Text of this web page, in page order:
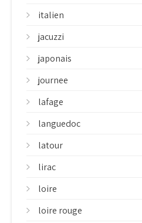
italien
jacuzzi
japonais
journee
lafage
languedoc
latour
lirac
loire
loire rouge